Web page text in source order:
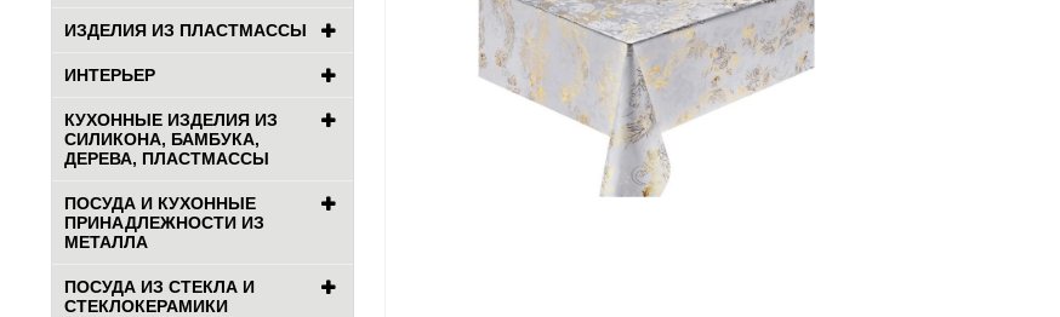
ИЗДЕЛИЯ ИЗ ПЛАСТМАССЫ
ИНТЕРЬЕР
КУХОННЫЕ ИЗДЕЛИЯ ИЗ
СИЛИКОНА, БАМБУКА,
ДЕРЕВА, ПЛАСТМАССЫ
ПОСУДА И КУХОННЫЕ
ПРИНАДЛЕЖНОСТИ ИЗ
МЕТАЛЛА
ПОСУДА ИЗ СТЕКЛА И
СТЕКЛОКЕРАМИКИ